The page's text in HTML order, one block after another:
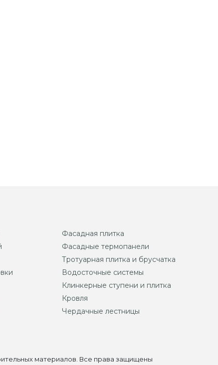
Фасадная плитка
Фасадные термопанели
Тротуарная плитка и брусчатка
Водосточные системы
Клинкерные ступени и плитка
Кровля
Чердачные лестницы
материалов. Все права защищены